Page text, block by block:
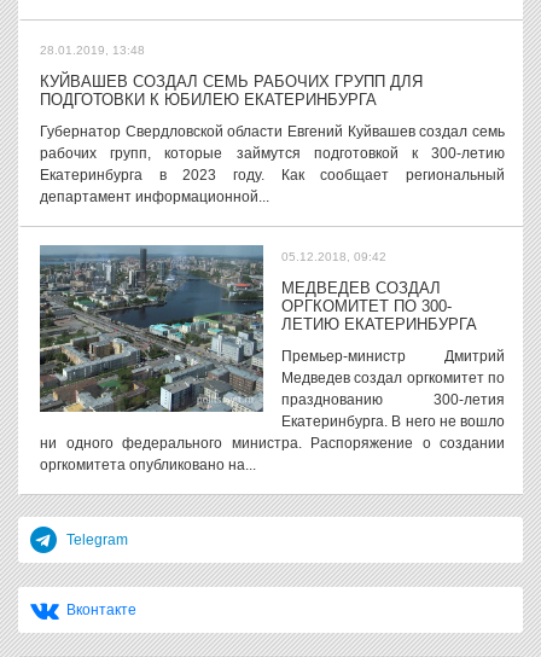
28.01.2019, 13:48
КУЙВАШЕВ СОЗДАЛ СЕМЬ РАБОЧИХ ГРУПП ДЛЯ
ПОДГОТОВКИ К ЮБИЛЕЮ ЕКАТЕРИНБУРГА
Губернатор Свердловской области Евгений Куйвашев создал семь
рабочих групп, которые займутся подготовкой к 300-летию
Екатеринбурга в 2023 году. Как сообщает региональный
департамент информационной...
05.12.2018, 09:42
МЕДВЕДЕВ СОЗДАЛ
ОРГКОМИТЕТ ПО 300-
ЛЕТИЮ ЕКАТЕРИНБУРГА
Премьер-министр Дмитрий
Медведев создал оргкомитет по
празднованию 300-летия
Екатеринбурга. В него не вошло
ни одного федерального министра. Распоряжение о создании
оргкомитета опубликовано на...
Telegram
Вконтакте